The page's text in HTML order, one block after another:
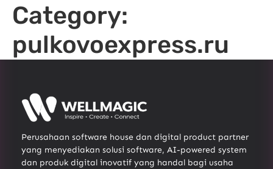
Category:
pulkovoexpress.ru
Perusahaan software house dan digital product partner
yang menyediakan solusi software, AI-powered system
dan produk digital inovatif yang handal bagi usaha